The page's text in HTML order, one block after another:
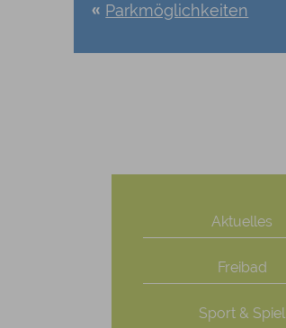
Parkmöglichkeiten
Aktuelles
Freibad
Sport & Spiel